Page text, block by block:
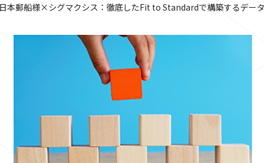
本郵船様×シグマクシス：徹底したFit to Standardで構築するデー